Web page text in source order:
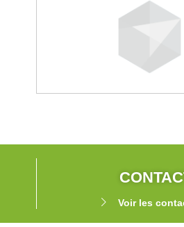
Voir les